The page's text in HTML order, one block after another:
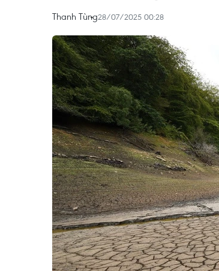
Thanh Tùng28/07/2025 00:28